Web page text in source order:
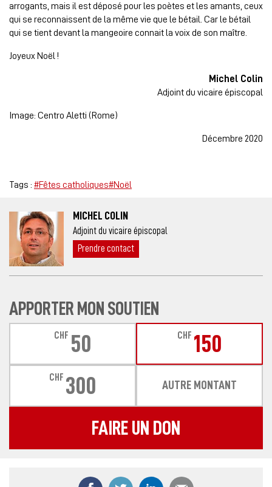
arrogants, mais il est déposé pour les poètes et les amants, ceux
qui se reconnaissent de la même vie que le bétail. Car le bétail
qui se tient devant la mangeoire connait la voix de son maître.
Joyeux Noël !
Michel Colin
Adjoint du vicaire épiscopal
Image: Centro Aletti (Rome)
Décembre 2020
Tags : #Fêtes catholiques#Noël
MICHEL COLIN
Adjoint du vicaire épiscopal
Prendre contact
APPORTER MON SOUTIEN
CHF 50 CHF 150
CHF 300 AUTRE MONTANT
FAIRE UN DON
Partager ce contenu sur Facebook
Partager ce contenu sur Twitter
Partager ce contenu